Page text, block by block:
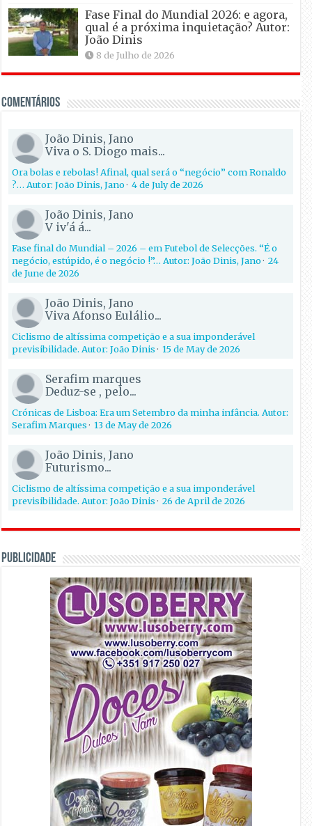
Fase Final do Mundial 2026: e agora,
qual é a próxima inquietação? Autor:
João Dinis
8 de Julho de 2026
Comentários
João Dinis, Jano
Viva o S. Diogo mais...
Ora bolas e rebolas! Afinal, qual será o “negócio” com Ronaldo
?… Autor: João Dinis, Jano·4 de July de 2026
João Dinis, Jano
V iv'á á...
Fase final do Mundial – 2026 – em Futebol de Selecções. “É o
negócio, estúpido, é o negócio !”… Autor: João Dinis, Jano·24
de June de 2026
João Dinis, Jano
Viva Afonso Eulálio...
Ciclismo de altíssima competição e a sua imponderável
previsibilidade. Autor: João Dinis·15 de May de 2026
Serafim marques
Deduz-se , pelo...
Crónicas de Lisboa: Era um Setembro da minha infância. Autor:
Serafim Marques·13 de May de 2026
João Dinis, Jano
Futurismo...
Ciclismo de altíssima competição e a sua imponderável
previsibilidade. Autor: João Dinis·26 de April de 2026
PUBLICIDADE